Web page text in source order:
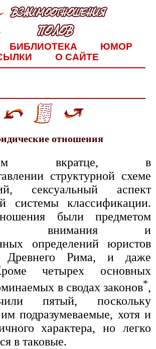
БИБЛИОТЕКА
ЮМОР
О САЙТЕ
отношения
вкратце, в
структурной схеме
сексуальный аспект
системы классификации.
были предметом
внимания и
определений юристов
Древнего Рима, и даже
четырех основных
в сводах законов*,
пятый, поскольку
подразумеваемые, хотя и
характера, но легко
в таковые.